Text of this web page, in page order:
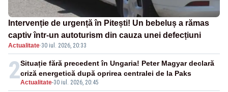
Intervenție de urgență în Pitești! Un bebeluș a rămas
captiv într-un autoturism din cauza unei defecțiuni
Actualitate·30 iul. 2026, 20:33
2Actualitate-30 iul. 2026, 20:45
Situație fără precedent în Ungaria! Peter Magyar declară
criză energetică după oprirea centralei de la Paks